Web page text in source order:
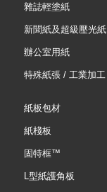
雜誌輕塗紙
新聞紙及超級壓光紙
辦公室用紙
特殊紙張 / 工業加工
紙板包材
紙棧板
固特框™
L型紙護角板